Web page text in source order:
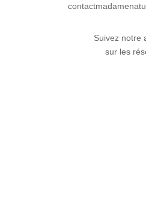
Suivez notre
sur les